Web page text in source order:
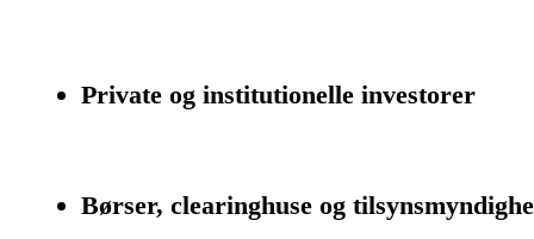
Private og institutionelle investorer
Børser, clearinghuse og